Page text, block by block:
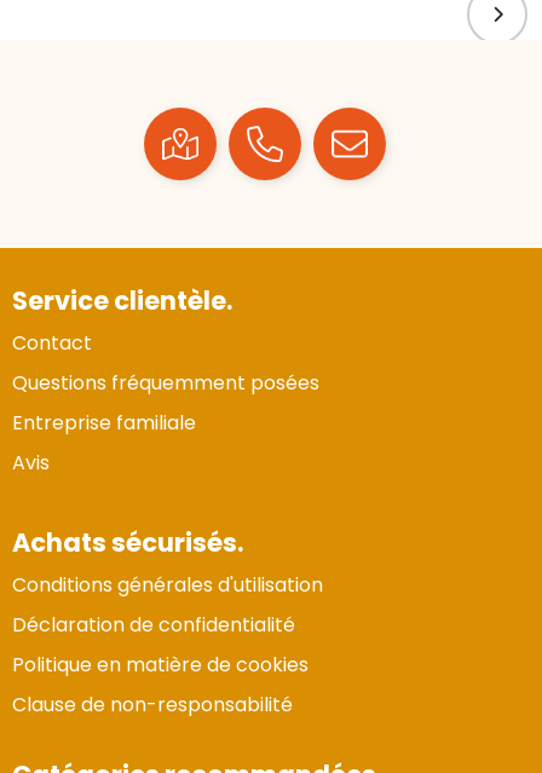
Service clientèle.
Contact
Questions fréquemment posées
Entreprise familiale
Avis
Achats sécurisés.
Conditions générales d'utilisation
Déclaration de confidentialité
Politique en matière de cookies
Clause de non-responsabilité